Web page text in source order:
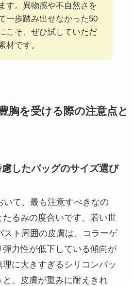
す。異物感や不自然さを
一歩踏み出せなかった50
こそ、ぜひ試していただ
材です。
胸を受ける際の注意点と
したバッグのサイズ選び
いて、最も注意すべきなの
るみの度合いです。若い世
スト周囲の皮膚は、コラーゲ
弾力性が低下している傾向が
に大きすぎるシリコンバッ
と、皮膚が重みに耐えきれ